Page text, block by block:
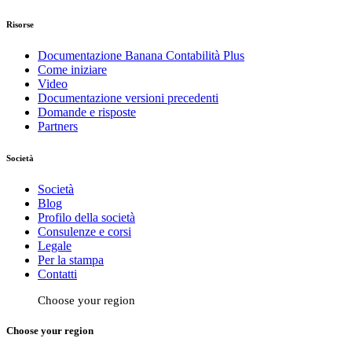
Risorse
Documentazione Banana Contabilità Plus
Come iniziare
Video
Documentazione versioni precedenti
Domande e risposte
Partners
Società
Società
Blog
Profilo della società
Consulenze e corsi
Legale
Per la stampa
Contatti
Choose your region
Choose your region